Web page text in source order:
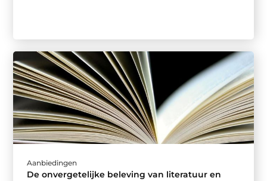
Aanbiedingen
De onvergetelijke beleving van literatuur en